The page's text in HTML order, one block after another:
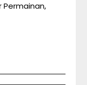
Permainan,